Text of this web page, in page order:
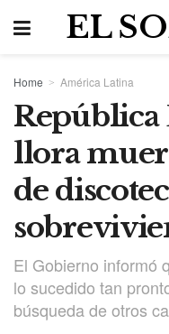
EL
Home América Latina
llora
de
El Gobierno informó
lo sucedido tan
búsqueda de otros